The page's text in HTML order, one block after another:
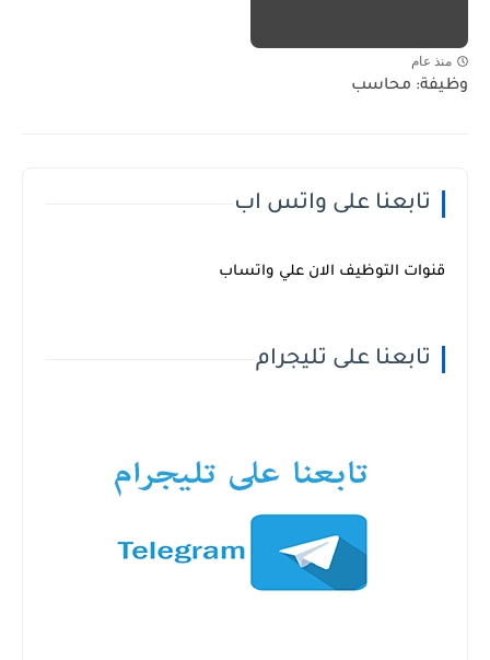
منذ عام
وظيفة: محاسب
تابعنا على واتس اب
قنوات التوظيف الان علي واتساب
تابعنا على تليجرام